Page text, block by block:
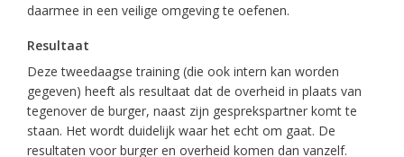
daarmee in een veilige omgeving te oefenen.
Resultaat
Deze tweedaagse training (die ook intern kan worden
gegeven) heeft als resultaat dat de overheid in plaats van
tegenover de burger, naast zijn gesprekspartner komt te
staan. Het wordt duidelijk waar het echt om gaat. De
resultaten voor burger en overheid komen dan vanzelf.